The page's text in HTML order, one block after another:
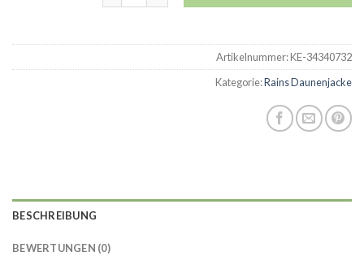
Artikelnummer:KE-34340732
Kategorie:Rains Daunenjacke
BESCHREIBUNG
BEWERTUNGEN (0)